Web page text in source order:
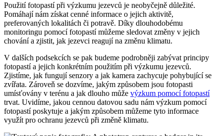
Použití fotopastí při výzkumu jezevců je neobyčejně důležité.
Pomáhají nám získat cenné informace o jejich aktivitě,
preferovaných lokalitách či potravě. Díky dlouhodobému
monitoringu pomocí fotopastí můžeme sledovat změny v jejich
chování a zjistit, jak jezevci reagují na změnu klimatu.
V dalších podsekcích se pak budeme podrobněji zabývat principy
fotopastí a jejich konkrétním použitím při výzkumu jezevců.
Zjistíme, jak fungují senzory a jak kamera zachycuje pohybující se
zvířata. Zároveň se dozvíme, jakým způsobem jsou fotopasti
umísťovány v terénu a jak dlouho může výzkum pomocí fotopastí
trvat. Uvidíme, jakou cennou datovou sadu nám výzkum pomocí
fotopastí poskytuje a jakým způsobem můžeme tyto informace
využít pro ochranu jezevců při změně klimatu.